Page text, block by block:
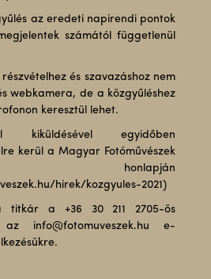
az eredeti napirendi pontok
számától függetlenül
és szavazáshoz nem
webkamera, de a közgyűléshez
keresztül lehet.
egyidőben
kerül a Magyar Fotóművészek
honlapján
hirek/kozgyules-2021)
titkár a +36 30 211 2705-ös
info@fotomuveszek.hu e-